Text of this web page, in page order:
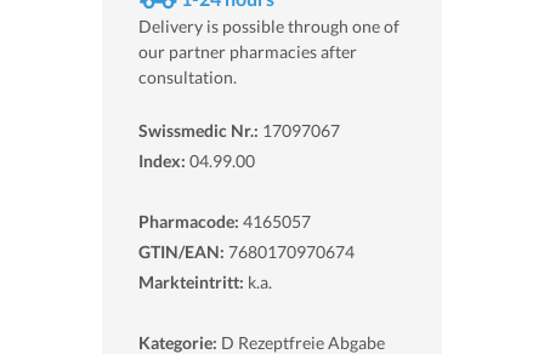
Delivery is possible through one of
our partner pharmacies after
consultation.
Swissmedic Nr.: 17097067
Index: 04.99.00
Pharmacode: 4165057
GTIN/EAN: 7680170970674
Markteintritt: k.a.
Kategorie: D Rezeptfreie Abgabe